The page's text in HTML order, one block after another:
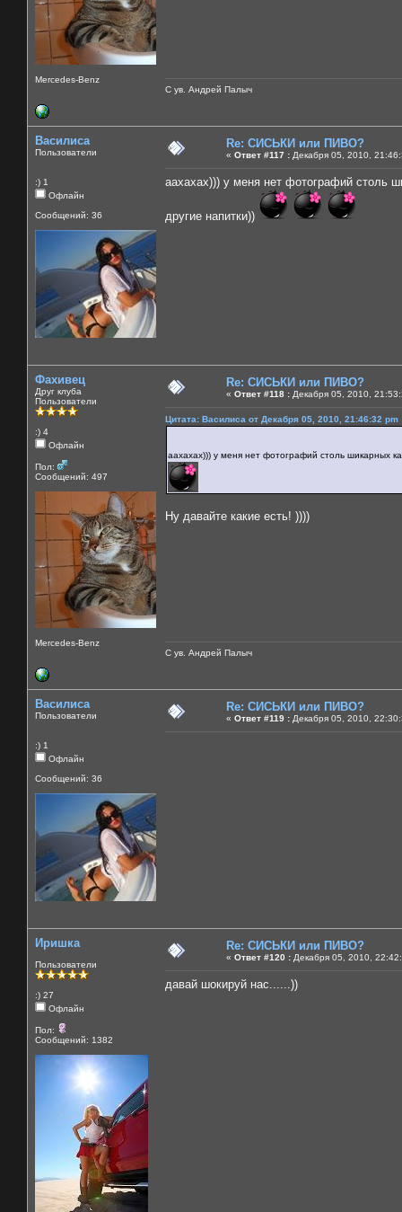
Mercedes-Benz
С ув. Андрей Палыч
Василиса
Пользователи
:) 1
Офлайн
Сообщений: 36
Re: СИСЬКИ или ПИВО?
« Ответ #117 : Декабря 05, 2010,
аахахах))) у меня нет фотографий столь
другие напитки))
Фахивец
Друг клуба
Пользователи
:) 4
Офлайн
Пол:
Сообщений: 497
Mercedes-Benz
Re: СИСЬКИ или ПИВО?
« Ответ #118 : Декабря 05, 2010,
Цитата: Василиса от Декабря 05, 2010, 21:46:32 pm
аахахах))) у меня нет фотографий столь шикарных
Ну давайте какие есть! ))))
С ув. Андрей Палыч
Василиса
Пользователи
:) 1
Офлайн
Сообщений: 36
Re: СИСЬКИ или ПИВО?
« Ответ #119 : Декабря 05, 2010,
Иришка
Пользователи
:) 27
Офлайн
Пол:
Сообщений: 1382
Re: СИСЬКИ или ПИВО?
« Ответ #120 : Декабря 05, 2010,
давай шокируй нас......))